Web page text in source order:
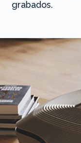
grabados.